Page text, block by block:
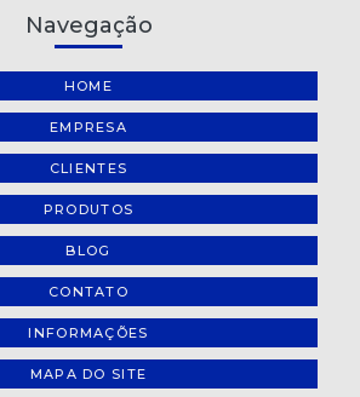
Navegação
HOME
EMPRESA
CLIENTES
PRODUTOS
BLOG
CONTATO
INFORMAÇÕES
MAPA DO SITE